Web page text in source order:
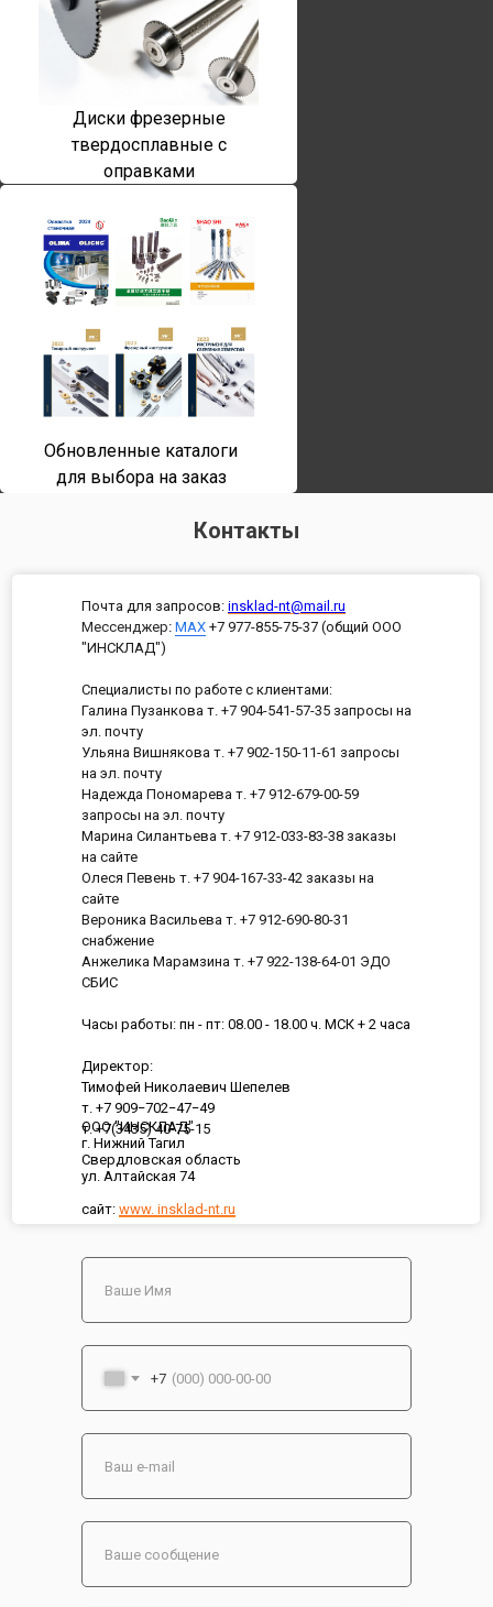
Диски фрезерные
твердосплавные с
оправками
Обновленные каталоги
для выбора на заказ
Контакты
ООО "ИНСКЛАД"
г. Нижний Тагил
Свердловская область
ул. Алтайская 74
сайт: www. insklad-nt.ru
Почта для запросов: insklad-nt@mail.ru
Мессенджер: MAX +7 977-855-75-37 (общий ООО
"ИНСКЛАД")
Специалисты по работе с клиентами:
Галина Пузанкова т. +7 904-541-57-35 запросы на
эл. почту
Ульяна Вишнякова т. +7 902-150-11-61 запросы
на эл. почту
Надежда Пономарева т. +7 912-679-00-59
запросы на эл. почту
Марина Силантьева т. +7 912-033-83-38 заказы
на сайте
Олеся Певень т. +7 904-167-33-42 заказы на
сайте
Вероника Васильева т. +7 912-690-80-31
снабжение
Анжелика Марамзина т. +7 922-138-64-01 ЭДО
СБИС
Часы работы: пн - пт: 08.00 - 18.00 ч. МСК + 2 часа
Директор:
Тимофей Николаевич Шепелев
т. +7 909−702−47−49
т. +7(3435) 40-75-15
+7